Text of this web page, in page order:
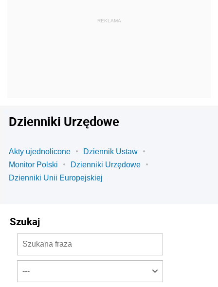
Dzienniki Urzędowe
Akty ujednolicone
Dziennik Ustaw
Monitor Polski
Dzienniki Urzędowe
Dzienniki Unii Europejskiej
Szukaj